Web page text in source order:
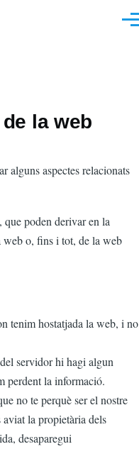
la web
alguns aspectes relacionats
que poden derivar en la
web o, fins i tot, de la web
tenim hostatjada la web, i no
servidor hi hagi algun
perdent la informació.
no te perquè ser el nostre
la propietària dels
desaparegui